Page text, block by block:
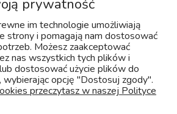
2026, Zoo-Aquos
INTLE |Sklep internetowy Shoper.pl
prywatność
im technologie umożliwiają
strony i pomagają nam dostosować
Możesz zaakceptować
nas wszystkich tych plików i
dostosować użycie plików do
wybierając opcję "Dostosuj zgody".
przeczytasz w naszej Polityce